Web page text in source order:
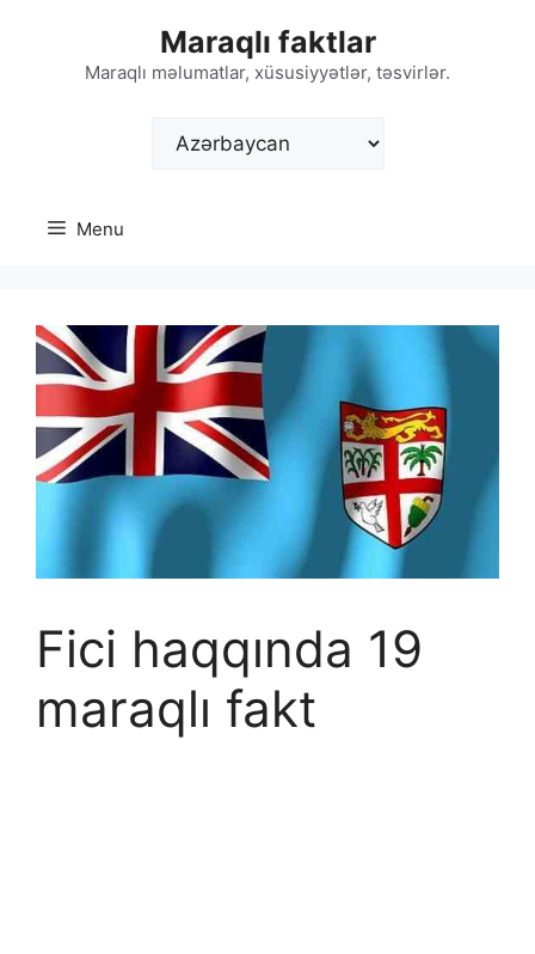
Maraqlı faktlar
Maraqlı məlumatlar, xüsusiyyətlər, təsvirlər.
Choose
Menu
Fici haqqında 19
maraqlı fakt